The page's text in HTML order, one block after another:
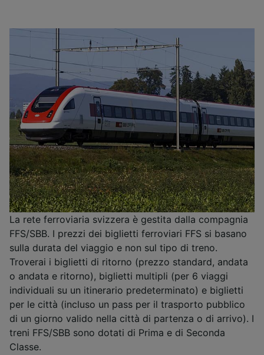
La rete ferroviaria svizzera è gestita dalla compagnia
FFS/SBB. I prezzi dei biglietti ferroviari FFS si basano
sulla durata del viaggio e non sul tipo di treno.
Troverai i biglietti di ritorno (prezzo standard, andata
o andata e ritorno), biglietti multipli (per 6 viaggi
individuali su un itinerario predeterminato) e biglietti
per le città (incluso un pass per il trasporto pubblico
di un giorno valido nella città di partenza o di arrivo). I
treni FFS/SBB sono dotati di Prima e di Seconda
Classe.